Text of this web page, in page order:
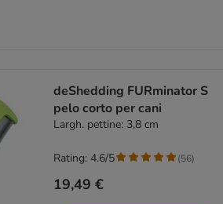
deShedding FURminator S
pelo corto per cani
Largh. pettine: 3,8 cm
19,49 €
Rating: 4.6/5 (56)